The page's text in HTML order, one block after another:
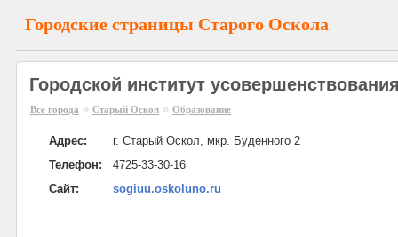
Городские страницы Старого Оскола
Городской институт
Все города » Старый Оскол » Образование
Адрес:
г. Старый Оскол, мкр. Буденного 2
Телефон:
4725-33-30-16
Сайт:
sogiuu.oskoluno.ru